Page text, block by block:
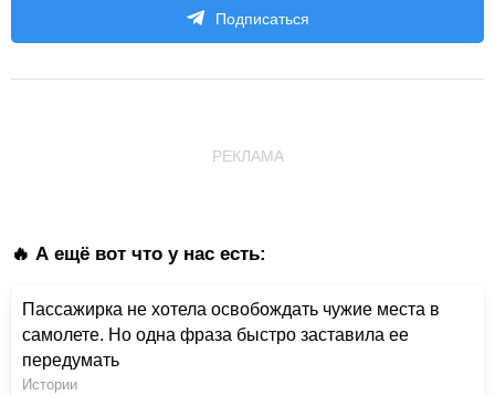
Подписаться
РЕКЛАМА
🔥 А ещё вот что у нас есть:
Пассажирка не хотела освобождать чужие места в
самолете. Но одна фраза быстро заставила ее
передумать
Истории